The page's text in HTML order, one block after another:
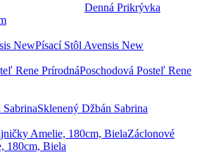
Denná Prikrývka
Písací Stôl Avensis New
Poschodová Posteľ Rene
Sklenený Džbán Sabrina
Záclonové
180cm, Biela